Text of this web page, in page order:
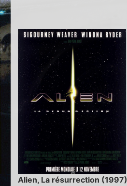
Alien, La résurrection (1997)